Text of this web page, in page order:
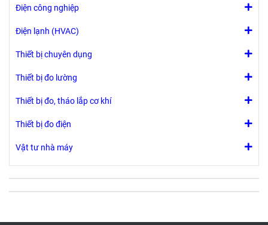
Điện công nghiệp
Điện lạnh (HVAC)
Thiết bị chuyên dụng
Thiết bị đo lường
Thiết bị đo, tháo lắp cơ khí
Thiết bị đo điện
Vật tư nhà máy